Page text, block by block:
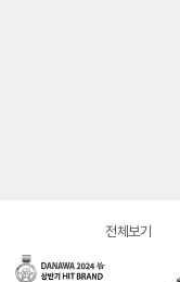
전체보기